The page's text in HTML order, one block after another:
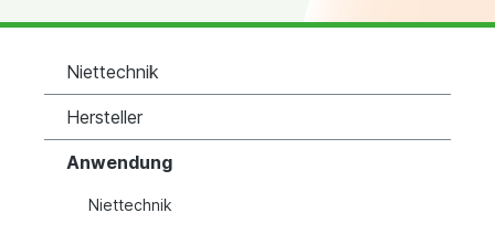
Niettechnik
Hersteller
Anwendung
Niettechnik